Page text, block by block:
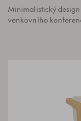
Minimalistický
venkovního